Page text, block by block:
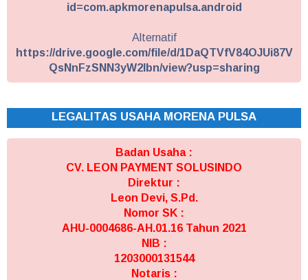
id=com.apkmorenapulsa.android
Alternatif
https://drive.google.com/file/d/1DaQTVfV84OJUi87V
QsNnFzSNN3yW2Ibn/view?usp=sharing
LEGALITAS USAHA MORENA PULSA
Badan Usaha :
CV. LEON PAYMENT SOLUSINDO
Direktur :
Leon Devi, S.Pd.
Nomor SK :
AHU-0004686-AH.01.16 Tahun 2021
NIB :
1203000131544
Notaris :